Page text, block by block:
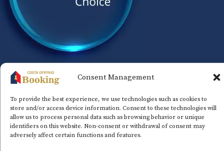
Consent Management
To provide the best experience, we use technologies such as cookies to
store and/or access device information. Consent to these technologies will
allow us to process personal data such as browsing behavior or unique
identifiers on this website. Non-consent or withdrawal of consent may
adversely affect certain functions and features.